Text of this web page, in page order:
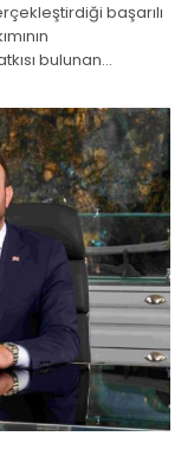
başarılı
bulunan